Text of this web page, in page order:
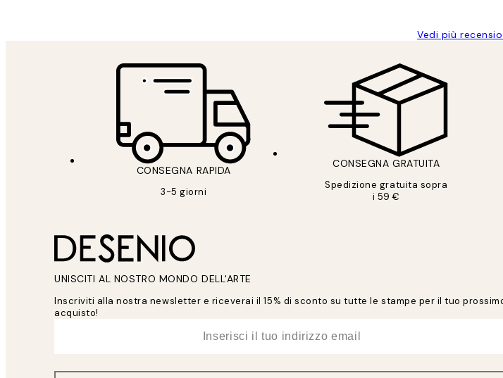
Vedi più
CONSEGNA RAPIDA
3-5 giorni
CONSEGNA GRATUITA
Spedizione gratuita sopra
i 59 €
UNISCITI AL NOSTRO MONDO DELL'ARTE
Inscriviti alla nostra newsletter e riceverai il 15% di sconto su tutte le stampe per il tuo
acquisto!